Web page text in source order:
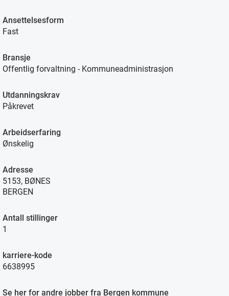
Ansettelsesform
Fast
Bransje
Offentlig forvaltning - Kommuneadministrasjon
Utdanningskrav
Påkrevet
Arbeidserfaring
Ønskelig
Adresse
5153, BØNES
BERGEN
Antall stillinger
1
karriere-kode
6638995
Se her for andre jobber fra Bergen kommune